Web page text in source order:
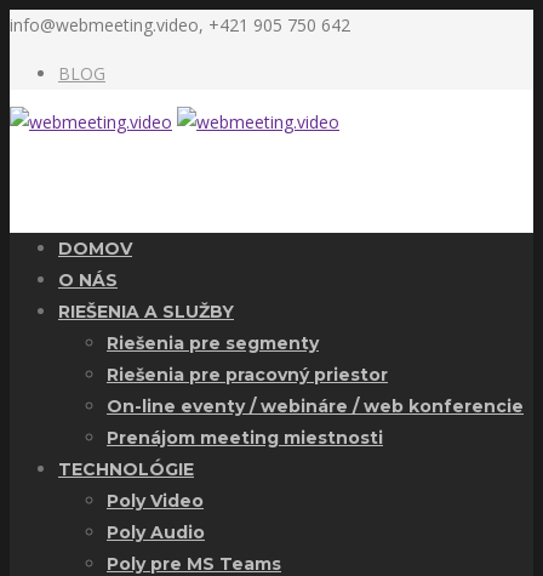
info@webmeeting.video, +421 905 750 642
BLOG
DOMOV
O NÁS
RIEŠENIA A SLUŽBY
Riešenia pre segmenty
Riešenia pre pracovný priestor
On-line eventy / webináre / web konferencie
Prenájom meeting miestnosti
TECHNOLÓGIE
Poly Video
Poly Audio
Poly pre MS Teams